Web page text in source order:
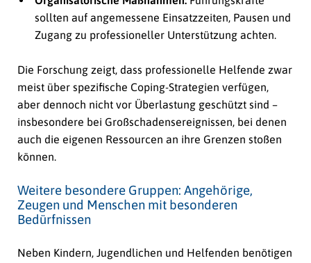
sollten auf angemessene Einsatzzeiten, Pausen und
Zugang zu professioneller Unterstützung achten.
Die Forschung zeigt, dass professionelle Helfende zwar
meist über spezifische Coping-Strategien verfügen,
aber dennoch nicht vor Überlastung geschützt sind –
insbesondere bei Großschadensereignissen, bei denen
auch die eigenen Ressourcen an ihre Grenzen stoßen
können.
Weitere besondere Gruppen: Angehörige,
Zeugen und Menschen mit besonderen
Bedürfnissen
Neben Kindern, Jugendlichen und Helfenden benötigen